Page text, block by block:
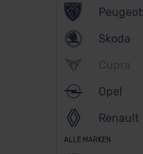
Peugeot
Skoda
Cupra
Opel
Renault
ALLE MARKEN